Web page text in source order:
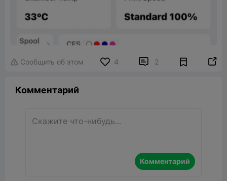
 Сообщить об этом 4  2 
Комментарий
Комментарий